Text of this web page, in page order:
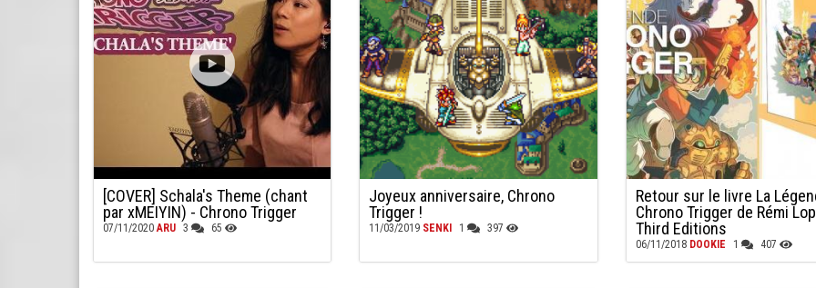
[COVER] Schala's Theme (chant
par xMEIYIN) - Chrono Trigger
07/11/2020ARU 3 65
Joyeux anniversaire, Chrono
Trigger !
11/03/2019 SENKI 1 397
Retour sur le livre La
Chrono Trigger de Rémi
Third Editions
06/11/2018 DOOKIE 1 407